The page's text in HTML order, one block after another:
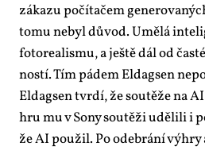
zá­ka­zu po­čí­ta­čem
to­mu ne­byl dů­vod. Umě­lá
fo­to­re­a­lis­mu, a ješ­tě dál od
nos­tí. Tím pá­dem El­dag­sen
El­dag­sen tvr­dí, že sou­tě­že na
hru mu v So­ny sou­tě­ži udě­li­li i
že AI po­u­žil. Po ode­brá­ní